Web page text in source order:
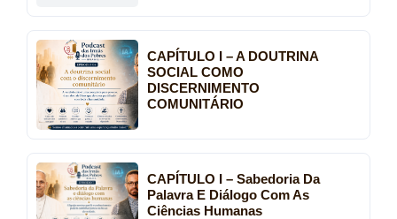
CAPÍTULO I – A DOUTRINA
SOCIAL COMO
DISCERNIMENTO
COMUNITÁRIO
CAPÍTULO I – Sabedoria Da
Palavra E Diálogo Com As
Ciências Humanas